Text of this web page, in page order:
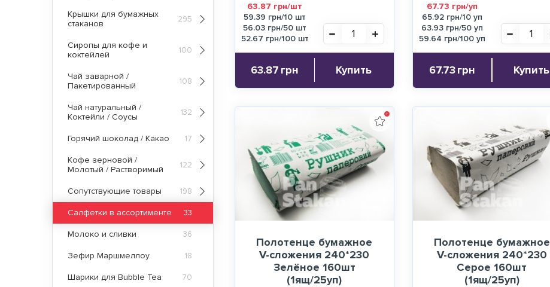
63.87 грн/шт
59.39 грн/10 шт
56.03 грн/50 шт
52.67 грн/100 шт
63.87 грн Купить
67.73 грн/уп
65.92 грн/10 уп
63.93 грн/50 уп
59.64 грн/100 уп
67.73грн Купить
Полотенце бумажное
V-сложения 240*230
Зелёное 160шт
(1ящ/25уп)
Полотенце бумажное
V-сложения 240*230
Серое 160шт
(1ящ/25уп)
Крышки для бумажных
стаканов
295
Сиропы для кофе и
коктейлей
100
Чай заварной /
Пакетированный
108
Чай натуральный /
Коктейли / Соусы
132
Горячий шоколад / Какао 17
Кофе зерновой /
Молотый / Растворимый
122
Сопутствующие товары 198
Салфетки в ассортименте 33
Молоко и сливки 36
Зефир Маршмеллоу 18
Шарики для Bubble Tea 70